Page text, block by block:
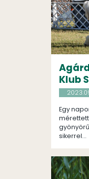
Klub
Egy
sikerrel...